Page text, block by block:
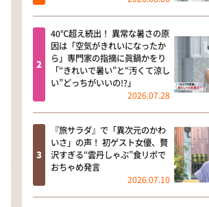
40℃超え続出！ 異常な暑さの原
因は「空気がきれいになったか
ら」専門家の指摘に眞鍋かをり
「“きれいで暑い”と“汚くて涼し
い”どっちがいいの!?」
2026.07.28
『旅サラダ』で「異次元のかわ
いさ」の声！ 初ゲスト女優、贅
沢すぎる“雲丹しゃぶ”食リポで
おちゃめ発言
2026.07.10